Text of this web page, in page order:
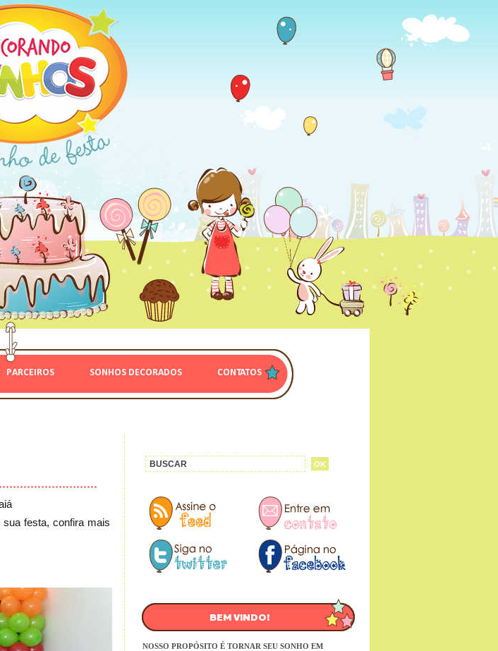
PARCEIROS SONHOS DECORADOS CONTATOS
festa, confira mais
BEM VINDO!
NOSSO PROPÓSITO É TORNAR SEU SONHO EM